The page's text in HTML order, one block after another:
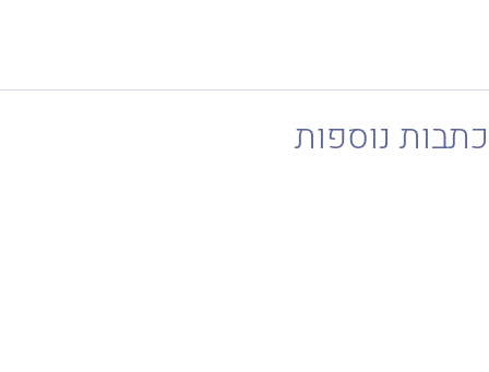
נוספות